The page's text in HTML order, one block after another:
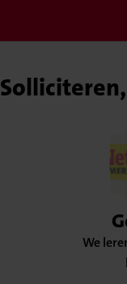
We